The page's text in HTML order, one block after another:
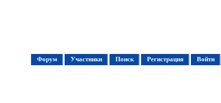
Форум Участники Поиск Регистрация Войти